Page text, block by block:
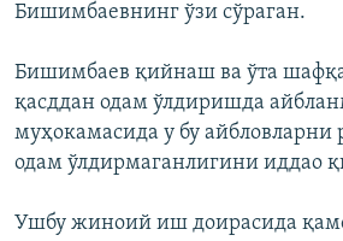
Бишимбаевнинг ўзи сўраган.
Бишимбаев қийнаш ва ўта
қасддан одам ўлдиришда
муҳокамасида у бу айбловларни
одам ўлдирмаганлигини иддао
Ушбу жиноий иш доирасида